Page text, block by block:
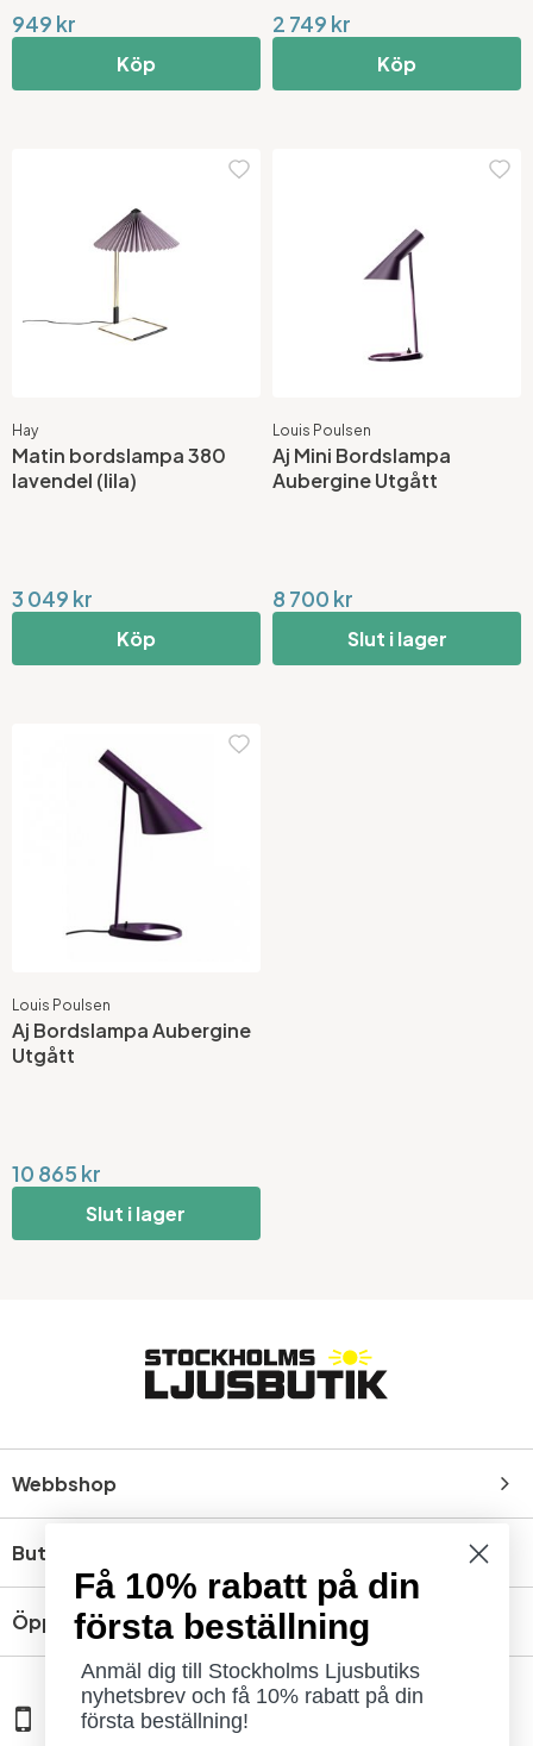
949 kr
Köp
2 749 kr
Köp
Hay
Matin bordslampa 380
lavendel (lila)
3 049 kr
Köp
Louis Poulsen
Aj Mini Bordslampa
Aubergine Utgått
8 700 kr
Slut i lager
Louis Poulsen
Aj Bordslampa Aubergine
Utgått
10 865 kr
Slut i lager
Webbshop
Butik
Öppettider
08 - 654 29 00
Få 10% rabatt på din
första beställning
Anmäl dig till Stockholms Ljusbutiks
nyhetsbrev och få 10% rabatt på din
första beställning!